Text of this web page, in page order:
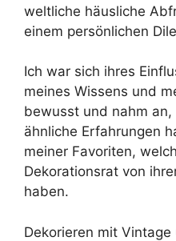
weltliche häusliche
einem persönlichen
Ich war sich ihres
meines Wissens und
bewusst und nahm
ähnliche Erfahrungen
meiner Favoriten,
Dekorationsrat von
haben.
Dekorieren mit